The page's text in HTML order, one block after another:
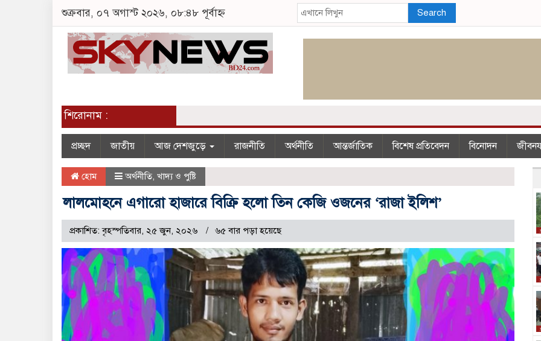
শুক্রবার, ০৭ অগাস্ট ২০২৬, ০৮:৪৮ পূর্বাহ্ন Search
শিরোনাম :
প্রচ্ছদ জাতীয় আজ দেশজুড়ে রাজনীতি অর্থনীতি আন্তর্জাতিক বিশেষ প্রতিবেদন বিনোদন
হোম অর্থনীতি, খাদ্য ও পুষ্টি
লালমোহনে এগারো হাজারে বিক্রি হলো তিন কেজি ওজনের ‘রাজা ইলিশ’
প্রকাশিত: বৃহস্পতিবার, ২৫ জুন, ২০২৬ ৬৫ বার পড়া হয়েছে